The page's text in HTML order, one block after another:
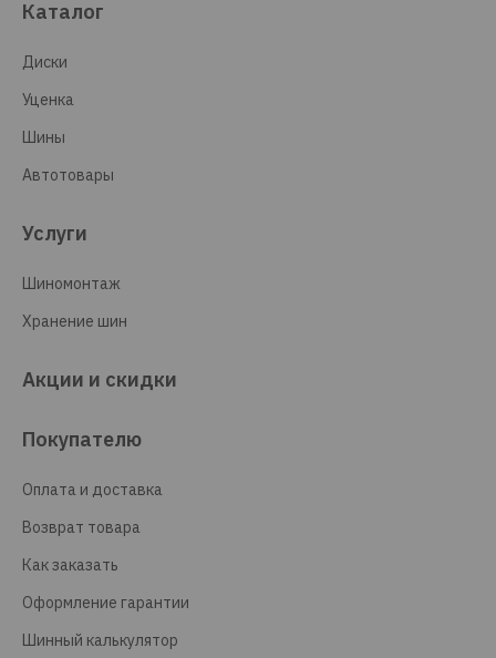
Каталог
Диски
Уценка
Шины
Автотовары
Услуги
Шиномонтаж
Хранение шин
Акции и скидки
Покупателю
Оплата и доставка
Возврат товара
Как заказать
Оформление гарантии
Шинный калькулятор